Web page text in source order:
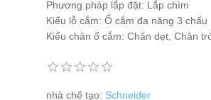
Phương pháp lắp đặt: Lắp chìm
Kiểu lỗ cắm: Ổ cắm đa năng 3 chấu
Kiểu chân ổ cắm: Chân dẹt, Chân
nhà chế tạo: Schneider